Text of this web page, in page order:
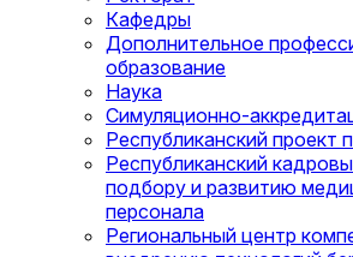
Кафедры
Дополнительное
образование
Наука
Симуляционно-
Республиканский проект
Республиканский
подбору и развитию
персонала
Региональный центр